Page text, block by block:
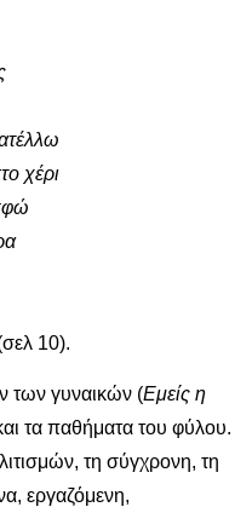
χέρι
10).
των γυναικών (Εμείς η
τα παθήματα του φύλου.
τη σύγχρονη, τη
εργαζόμενη,